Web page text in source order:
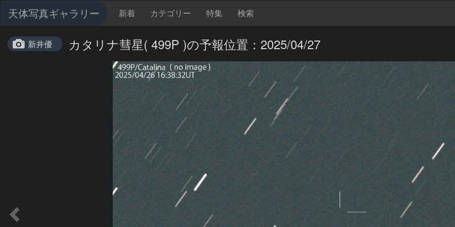
天体写真ギャラリー 新着 カテゴリー 特集 検索
新井優 カタリナ彗星( 499P )の予報位置：2025/04/27